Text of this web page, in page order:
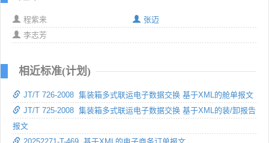
程紫来
张迈
李志芳
相近标准(计划)
JT/T 726-2008 集装箱多式联运电子数据交换 基于XML的舱单报文
JT/T 725-2008 集装箱多式联运电子数据交换 基于XML的装/卸报告
报文